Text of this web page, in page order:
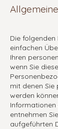
Die folgenden
einfachen
Ihren
wenn Sie
mit denen
werden
entnehmen
aufgeführten